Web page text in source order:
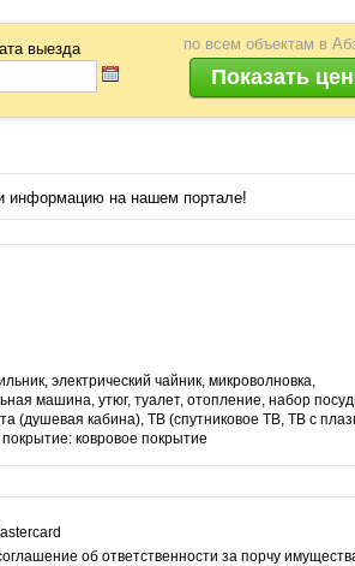
выезда по всем объектам в
информацию на нашем портале!
электрический чайник, микроволновка,
машина, утюг, туалет, отопление, набор
(душевая кабина), ТВ (cпутниковое ТВ, ТВ с
ковровое покрытие
об ответственности за порчу